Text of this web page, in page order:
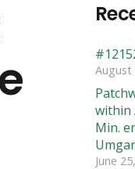
August
within
Min.
June